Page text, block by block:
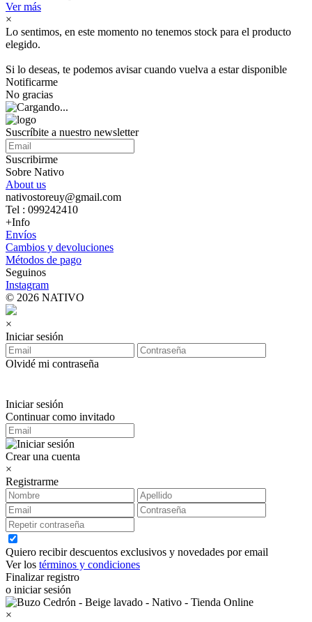
Ver más
×
Lo sentimos, en este momento no tenemos stock para el producto
elegido.
Si lo deseas, te podemos avisar cuando vuelva a estar disponible
Notificarme
No gracias
Suscríbite a nuestro newsletter
Suscribirme
Sobre Nativo
About us
nativostoreuy@gmail.com
Tel : 099242410
+Info
Envíos
Cambios y devoluciones
Métodos de pago
Seguinos
Instagram
© 2026 NATIVO
×
Iniciar sesión
Olvidé mi contraseña
Iniciar sesión
Continuar como invitado
Crear una cuenta
×
Registrarme
Quiero recibir descuentos exclusivos y novedades por email
Ver los términos y condiciones
Finalizar registro
o iniciar sesión
×